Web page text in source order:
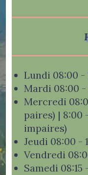
Lundi 08:00 -
Mardi 08:00 -
Mercredi
paires) | 8:00
impaires)
Jeudi 08:00 -
Vendredi
Samedi 08:15